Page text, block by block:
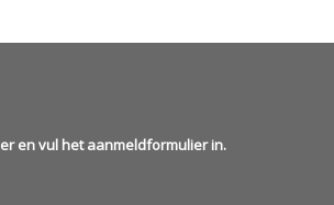
en vul het aanmeldformulier in.